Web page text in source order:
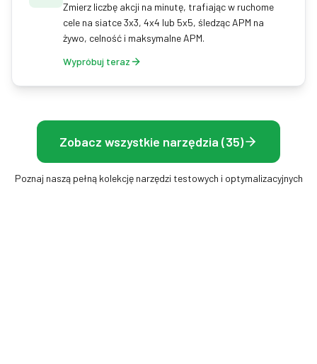
Zmierz liczbę akcji na minutę, trafiając w ruchome
cele na siatce 3x3, 4x4 lub 5x5, śledząc APM na
żywo, celność i maksymalne APM.
Wypróbuj teraz
Zobacz wszystkie narzędzia (35)
Poznaj naszą pełną kolekcję narzędzi testowych i optymalizacyjnych